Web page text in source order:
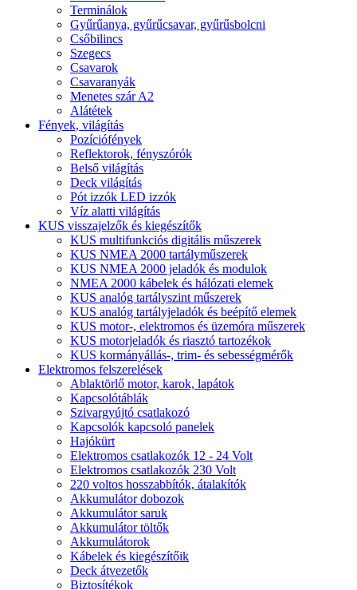
Terminálok
Gyűrűanya, gyűrűcsavar, gyűrűsbolcni
Csőbilincs
Szegecs
Csavarok
Csavaranyák
Menetes szár A2
Alátétek
Fények, világítás
Pozíciófények
Reflektorok, fényszórók
Belső világítás
Deck világítás
Pót izzók LED izzók
Víz alatti világítás
KUS visszajelzők és kiegészítők
KUS multifunkciós digitális műszerek
KUS NMEA 2000 tartályműszerek
KUS NMEA 2000 jeladók és modulok
NMEA 2000 kábelek és hálózati elemek
KUS analóg tartályszint műszerek
KUS analóg tartályjeladók és beépítő elemek
KUS motor-, elektromos és üzemóra műszerek
KUS motorjeladók és riasztó tartozékok
KUS kormányállás-, trim- és sebességmérők
Elektromos felszerelések
Ablaktörlő motor, karok, lapátok
Kapcsolótáblák
Szivargyújtó csatlakozó
Kapcsolók kapcsoló panelek
Hajókürt
Elektromos csatlakozók 12 - 24 Volt
Elektromos csatlakozók 230 Volt
220 voltos hosszabbítók, átalakítók
Akkumulátor dobozok
Akkumulátor saruk
Akkumulátor töltők
Akkumulátorok
Kábelek és kiegészítőik
Deck átvezetők
Biztosítékok